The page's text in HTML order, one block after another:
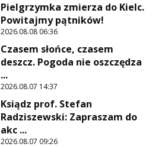
Pielgrzymka zmierza do Kielc.
Powitajmy pątników!
2026.08.08 06:36
Czasem słońce, czasem
deszcz. Pogoda nie oszczędza
...
2026.08.07 14:37
Ksiądz prof. Stefan
Radziszewski: Zapraszam do
akc ...
2026.08.07 09:26